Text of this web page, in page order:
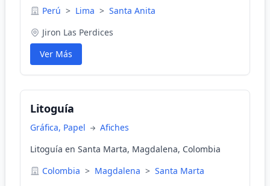
- Prensa. - Post Prensa. - Boletas de venta. -
de Publicidad. Tienda: Jr. Las Perdices 175 Int.6-7
Santa Anita (Galería el Óvalo de Santa Anita).
Teléfonos: (01) 3831605 - 987160893 Email:
imprentagraficaflores@gmail.com
Perú > Lima > Santa Anita
Jiron Las Perdices
Ver Más
Litoguía
Gráfica, Papel
Afiches
Litoguía en Santa Marta, Magdalena, Colombia
Colombia > Magdalena > Santa Marta